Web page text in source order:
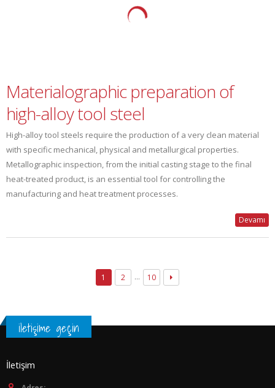
Materialographic preparation of
high-alloy tool steel
High-alloy tool steels require the production of a very clean material
with specific mechanical, physical and metallurgical properties.
Metallographic inspection, from the initial casting stage to the final
heat-treated product, is an essential tool for controlling the
manufacturing and heat treatment processes.
Devamı
1 2 … 10
iletişime geçin
İletişim